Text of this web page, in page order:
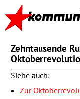
Zehntausende
Siehe auch:
Zur